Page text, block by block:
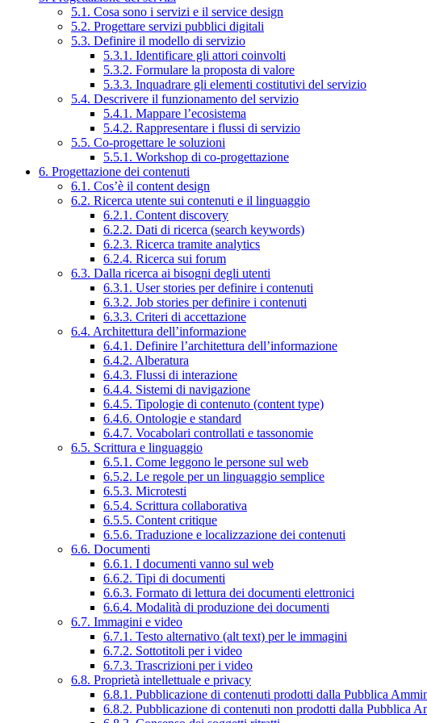
5.1. Cosa sono i servizi e il service design
5.2. Progettare servizi pubblici digitali
5.3. Definire il modello di servizio
5.3.1. Identificare gli attori coinvolti
5.3.2. Formulare la proposta di valore
5.3.3. Inquadrare gli elementi costitutivi del servizio
5.4. Descrivere il funzionamento del servizio
5.4.1. Mappare l’ecosistema
5.4.2. Rappresentare i flussi di servizio
5.5. Co-progettare le soluzioni
5.5.1. Workshop di co-progettazione
6. Progettazione dei contenuti
6.1. Cos’è il content design
6.2. Ricerca utente sui contenuti e il linguaggio
6.2.1. Content discovery
6.2.2. Dati di ricerca (search keywords)
6.2.3. Ricerca tramite analytics
6.2.4. Ricerca sui forum
6.3. Dalla ricerca ai bisogni degli utenti
6.3.1. User stories per definire i contenuti
6.3.2. Job stories per definire i contenuti
6.3.3. Criteri di accettazione
6.4. Architettura dell’informazione
6.4.1. Definire l’architettura dell’informazione
6.4.2. Alberatura
6.4.3. Flussi di interazione
6.4.4. Sistemi di navigazione
6.4.5. Tipologie di contenuto (content type)
6.4.6. Ontologie e standard
6.4.7. Vocabolari controllati e tassonomie
6.5. Scrittura e linguaggio
6.5.1. Come leggono le persone sul web
6.5.2. Le regole per un linguaggio semplice
6.5.3. Microtesti
6.5.4. Scrittura collaborativa
6.5.5. Content critique
6.5.6. Traduzione e localizzazione dei contenuti
6.6. Documenti
6.6.1. I documenti vanno sul web
6.6.2. Tipi di documenti
6.6.3. Formato di lettura dei documenti elettronici
6.6.4. Modalità di produzione dei documenti
6.7. Immagini e video
6.7.1. Testo alternativo (alt text) per le immagini
6.7.2. Sottotitoli per i video
6.7.3. Trascrizioni per i video
6.8. Proprietà intellettuale e privacy
6.8.1. Pubblicazione di contenuti prodotti dalla Pubblica
6.8.2. Pubblicazione di contenuti non prodotti dalla Pubblica